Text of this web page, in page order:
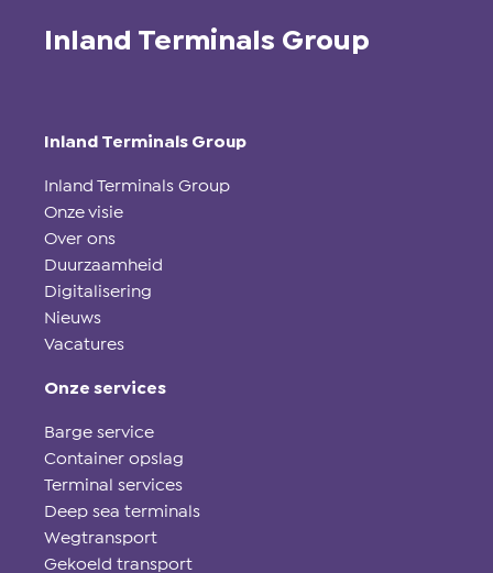
Inland Terminals Group
Inland Terminals Group
Inland Terminals Group
Onze visie
Over ons
Duurzaamheid
Digitalisering
Nieuws
Vacatures
Onze services
Barge service
Container opslag
Terminal services
Deep sea terminals
Wegtransport
Gekoeld transport